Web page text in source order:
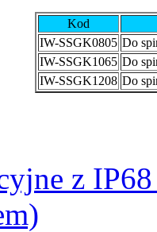
Kod
IW-SSGK0805 Do
IW-SSGK1065 Do
IW-SSGK1208 Do
z IP68